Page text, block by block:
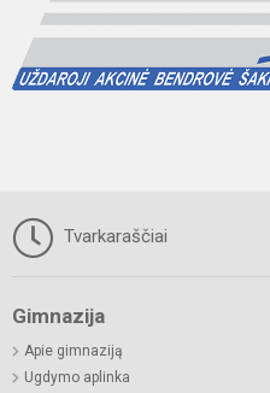
Tvarkaraščiai
Gimnazija
Apie gimnaziją
Ugdymo aplinka